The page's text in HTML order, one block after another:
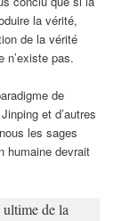
la vérité,
de la vérité
n’existe pas.
de
et d’autres
les sages
humaine devrait
ultime de la